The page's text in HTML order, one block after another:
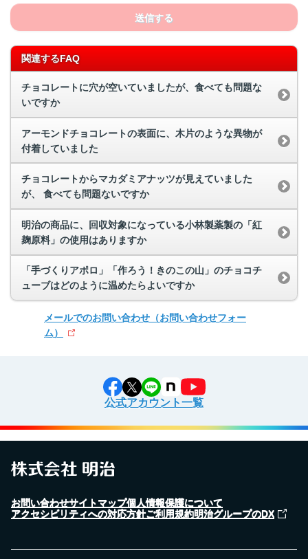
送信する
関連するFAQ
チョコレートに穴が空いていましたが、食べても問題な
いですか
アーモンドチョコレートの表面に、木片のような異物が
付着していました
チョコレートからマカダミアナッツが見えていました
が、 食べても問題ないですか
明治の商品に、回収対象になっている小林製薬製の「紅
麹原料」の使用はありますか
「手づくりアポロ」「作ろう！きのこの山」のチョコチ
ューブはどのように温めたらよいですか
メールでのお問い合わせ （お問い合わせフォー
ム）
公式アカウント一覧
お問い合わせサイトマップ個人情報保護について
アクセシビリティへの対応方針ご利用規約明治グループのDX